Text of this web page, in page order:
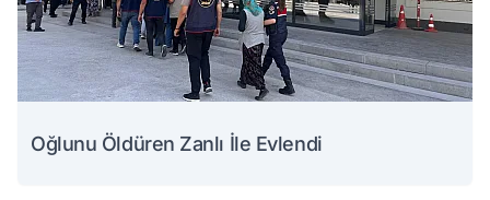
Oğlunu Öldüren Zanlı İle Evlendi